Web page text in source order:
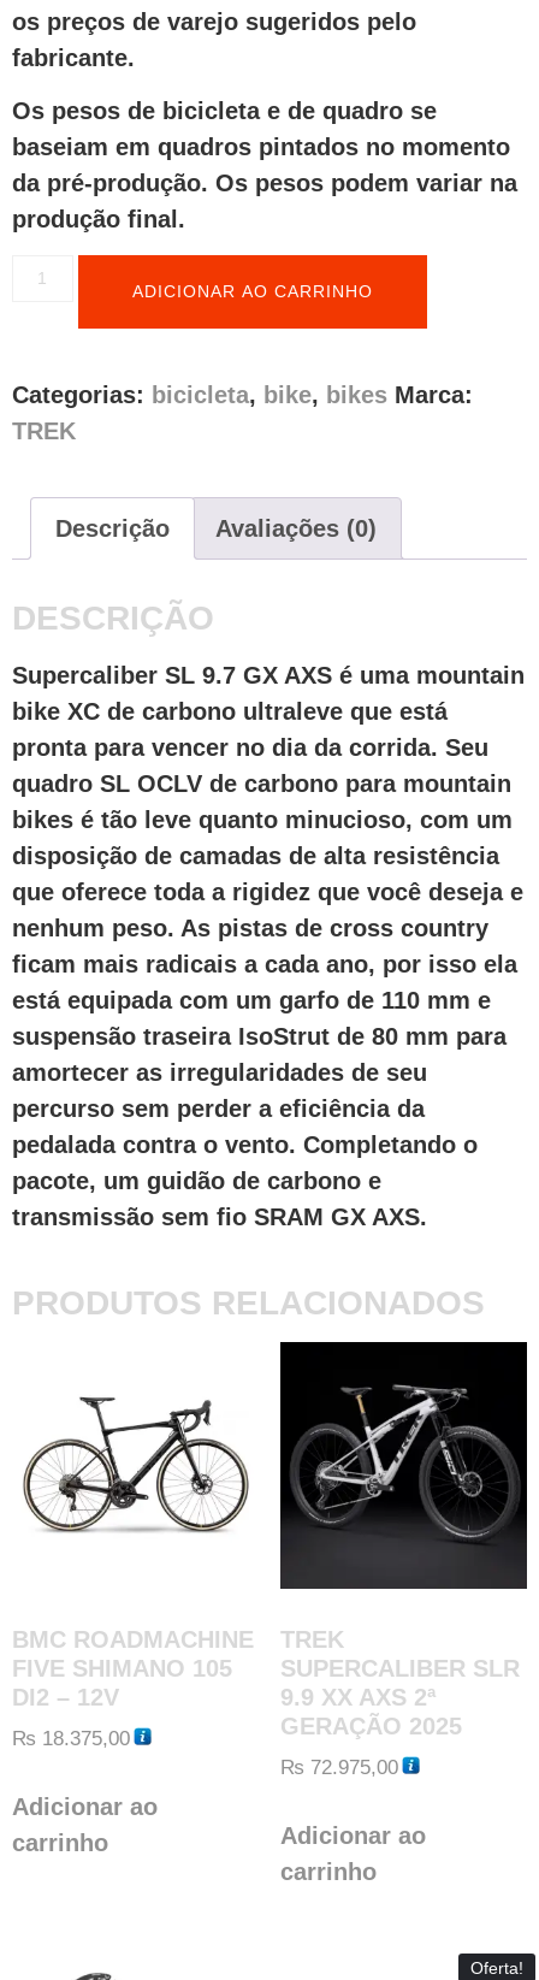
os preços de varejo sugeridos pelo
fabricante.
Os pesos de bicicleta e de quadro se
baseiam em quadros pintados no momento
da pré-produção. Os pesos podem variar na
produção final.
ADICIONAR AO CARRINHO
Categorias: bicicleta, bike, bikes Marca:
TREK
Descrição Avaliações (0)
DESCRIÇÃO
Supercaliber SL 9.7 GX AXS é uma mountain
bike XC de carbono ultraleve que está
pronta para vencer no dia da corrida. Seu
quadro SL OCLV de carbono para mountain
bikes é tão leve quanto minucioso, com um
disposição de camadas de alta resistência
que oferece toda a rigidez que você deseja e
nenhum peso. As pistas de cross country
ficam mais radicais a cada ano, por isso ela
está equipada com um garfo de 110 mm e
suspensão traseira IsoStrut de 80 mm para
amortecer as irregularidades de seu
percurso sem perder a eficiência da
pedalada contra o vento. Completando o
pacote, um guidão de carbono e
transmissão sem fio SRAM GX AXS.
PRODUTOS RELACIONADOS
BMC ROADMACHINE
FIVE SHIMANO 105
DI2 – 12V
₨ 18.375,00
Adicionar ao
carrinho
TREK
SUPERCALIBER SLR
9.9 XX AXS 2ª
GERAÇÃO 2025
₨ 72.975,00
Adicionar ao
carrinho
Oferta!